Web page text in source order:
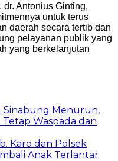
dr. Antonius Ginting,
untuk terus
daerah secara tertib dan
pelayanan publik yang
yang berkelanjutan
Sinabung Menurun,
Waspada dan
Karo dan Polsek
Anak Terlantar